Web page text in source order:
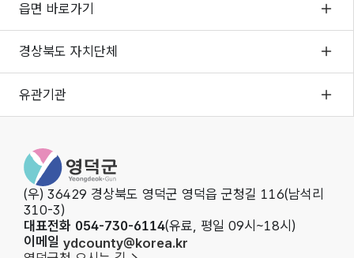
읍면 바로가기
경상북도 자치단체
유관기관
영덕군청
(우) 36429 경상북도 영덕군 영덕읍 군청길 116(남석리
310-3)
대표전화 054-730-6114(유료, 평일 09시~18시)
이메일 ydcounty@korea.kr